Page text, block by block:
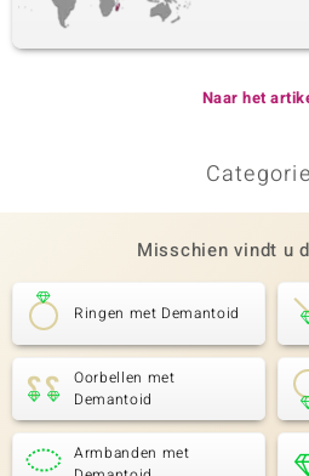
Naar het
Misschien vindt u
Ringen met Demantoid
Oorbellen met
Demantoid
Armbanden met